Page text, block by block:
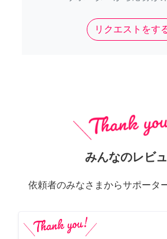
リクエストをす
みんなのレビ
依頼者のみなさまからサポータ